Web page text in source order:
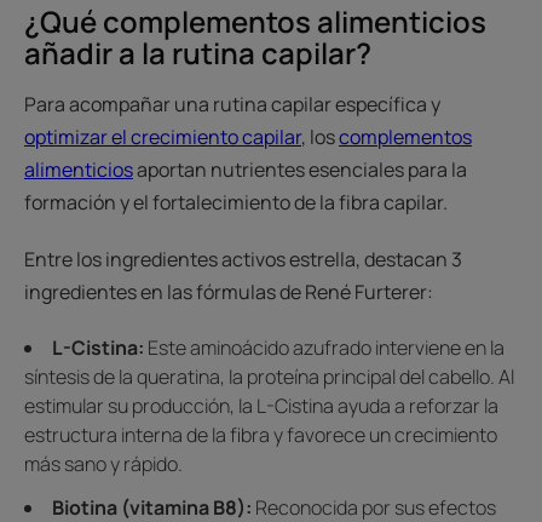
¿Qué complementos alimenticios
añadir a la rutina capilar?
Para acompañar una rutina capilar específica y
optimizar el crecimiento capilar, loscomplementos
alimenticiosaportan nutrientes esenciales para la
formación y el fortalecimiento de la fibra capilar.
Entre los ingredientes activos estrella, destacan 3
ingredientes en las fórmulas de René Furterer:
L-Cistina: Este aminoácido azufrado interviene en la
síntesis de la queratina, la proteína principal del cabello. Al
estimular su producción, la L-Cistina ayuda a reforzar la
estructura interna de la fibra y favorece un crecimiento
más sano y rápido.
Biotina (vitamina B8): Reconocida por sus efectos